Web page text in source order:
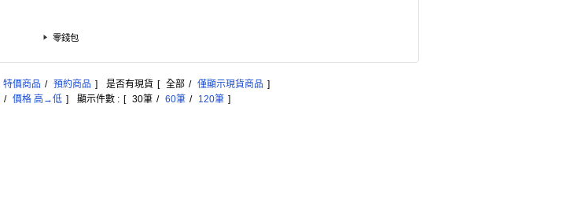
零錢包
特價商品 / 預約商品 ] 是否有現貨 [ 全部 / 僅顯示現貨商品 ]
/ 價格 高→低 ] 顯示件數 : [ 30筆 / 60筆 / 120筆 ]